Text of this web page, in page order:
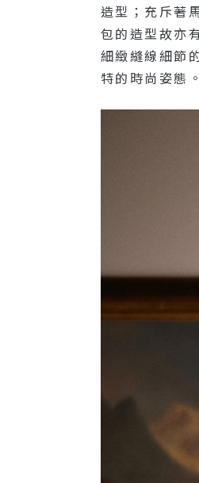
造型；充斥著
包的造型故亦
細緻縫線細節
特的時尚姿態。